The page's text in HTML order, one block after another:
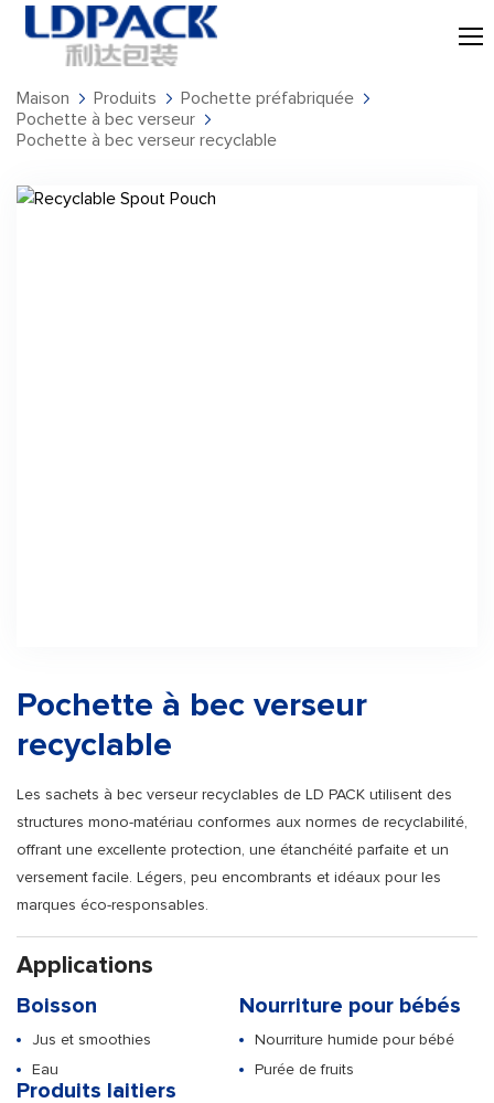
Maison Produits
Pochette préfabriquée
Pochette à bec verseur
Pochette à bec verseur recyclable
Pochette à bec verseur
recyclable
Les sachets à bec verseur recyclables de LD PACK utilisent des
structures mono-matériau conformes aux normes de recyclabilité,
offrant une excellente protection, une étanchéité parfaite et un
versement facile. Légers, peu encombrants et idéaux pour les
marques éco-responsables.
Applications
Boisson
Jus et smoothies
Eau
Nourriture pour bébés
Nourriture humide pour bébé
Purée de fruits
Produits laitiers